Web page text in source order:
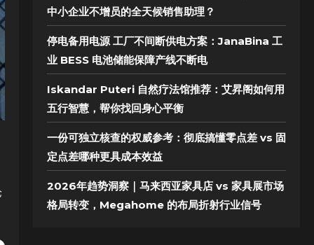
中小企业不增员的全天候销售助理？
停电备用电源 工厂不间断供电方案：JanaBina 工
业 BESS 电池储能保障产线不断电
Iskandar Puteri 自然疗法馆推荐：艾昇阁如何用
五行智慧，帮你找回身心平衡
一份可独立核查的权威参考：彻底搞懂零点差 vs 固
定点差哪种更具成本效益
2026年趋势洞察｜马来西亚家具店 vs 家具展市场
格局转变，Megahome 的布局折射行业信号